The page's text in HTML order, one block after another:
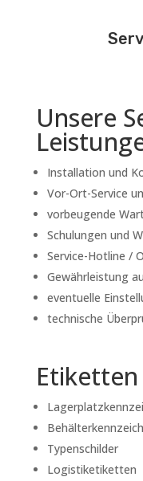
Unsere
Installation und
Vor-Ort-Service
vorbeugende
Schulungen und
Service-Hotline /
Gewährleistung
eventuelle
technische
Typenschilder
Logistiketiketten